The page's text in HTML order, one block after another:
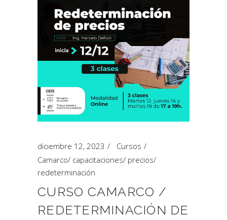
diciembre 12, 2023
Cursos
Camarco/ capacitaciones/ precios/
redeterminación
CURSO CAMARCO /
REDETERMINACIÓN DE